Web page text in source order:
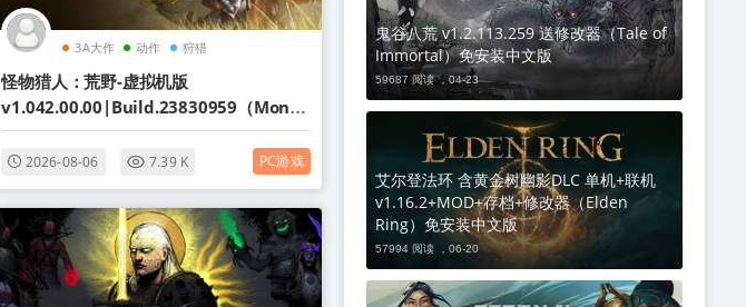
3A大作 动作 狩猎
怪物猎人：荒野-虚拟机版
v1.042.00.00|Build.23830959（Monst
er Hunter Wilds）免安装中文版
2026-08-06 7.39 K PC游戏
鬼谷八荒 v1.2.113.259 送修改器（Tale of
Immortal）免安装中文版
59687 阅读 ，04-23
艾尔登法环 含黄金树幽影DLC 单机+联机
v1.16.2+MOD+存档+修改器（Elden
Ring）免安装中文版
57994 阅读 ， 06-20